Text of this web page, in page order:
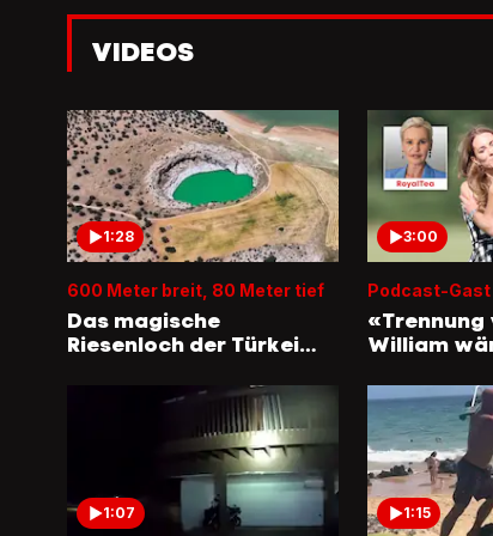
VIDEOS
1:28
600 Meter breit, 80 Meter tief
Das magische
Riesenloch der Türkei
1:07
3:00
Podcast-
«Trennung
William
1:15